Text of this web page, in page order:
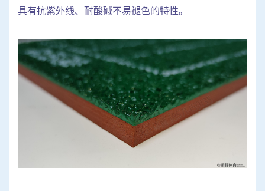
具有抗紫外线、耐酸碱不易褪色的特性。